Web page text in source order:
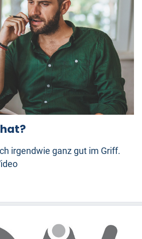
irgendwie ganz gut im Griff.
Video